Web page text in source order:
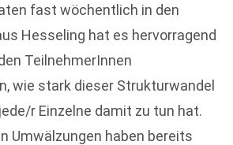
fast wöchentlich in den
Hesseling hat es hervorragend
TeilnehmerInnen
wie stark dieser Strukturwandel
r Einzelne damit zu tun hat.
Umwälzungen haben bereits